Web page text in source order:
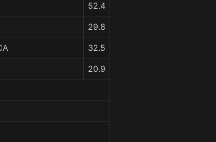
52.4
29.8
32.5
20.9